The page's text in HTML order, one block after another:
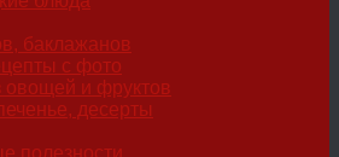
баклажанов
с фото
овощей и фруктов
десерты
полезности